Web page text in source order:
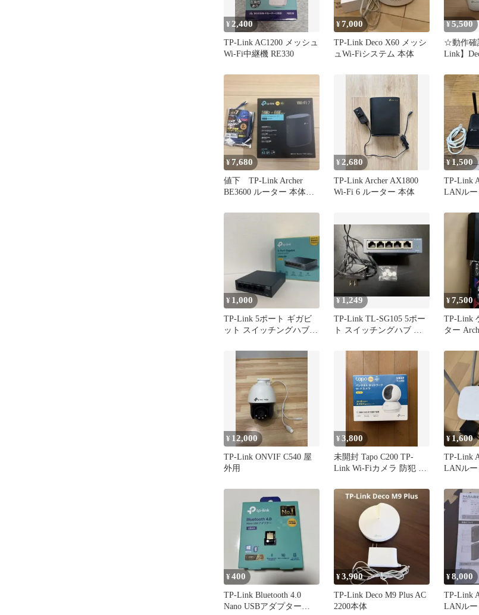
¥ 2,400
TP-Link AC1200 メッシュ
Wi-Fi中継機 RE330
¥7,000
TP-Link Deco X60 メッシ
ュWi-Fiシステム 本体
¥5,500
☆動作確
Link】
☆
¥7,680
値下 TP-Link Archer
BE3600 ルーター 本体
¥ 2,680
TP-Link Archer AX1800
Wi-Fi 6 ルーター 本体
¥1,500
TP-Link
LANル
¥ 1,000
TP-Link 5ポート ギガビ
ット スイッチングハブ
¥1,249
TP-Link TL-SG105 5ポー
ト スイッチングハブ 本
¥7,500
TP-Link
ター
¥ 12,000
TP-Link ONVIF C540 屋
外用
¥3,800
未開封 Tapo C200 TP-
Link Wi-Fiカメラ 防犯 ペ
¥ 1,600
TP-Link
LANル
¥400
TP-Link Bluetooth 4.0
Nano USBアダプター
¥3,900
TP-Link Deco M9 Plus AC
2200本体
¥8,000
TP-Link
LANル